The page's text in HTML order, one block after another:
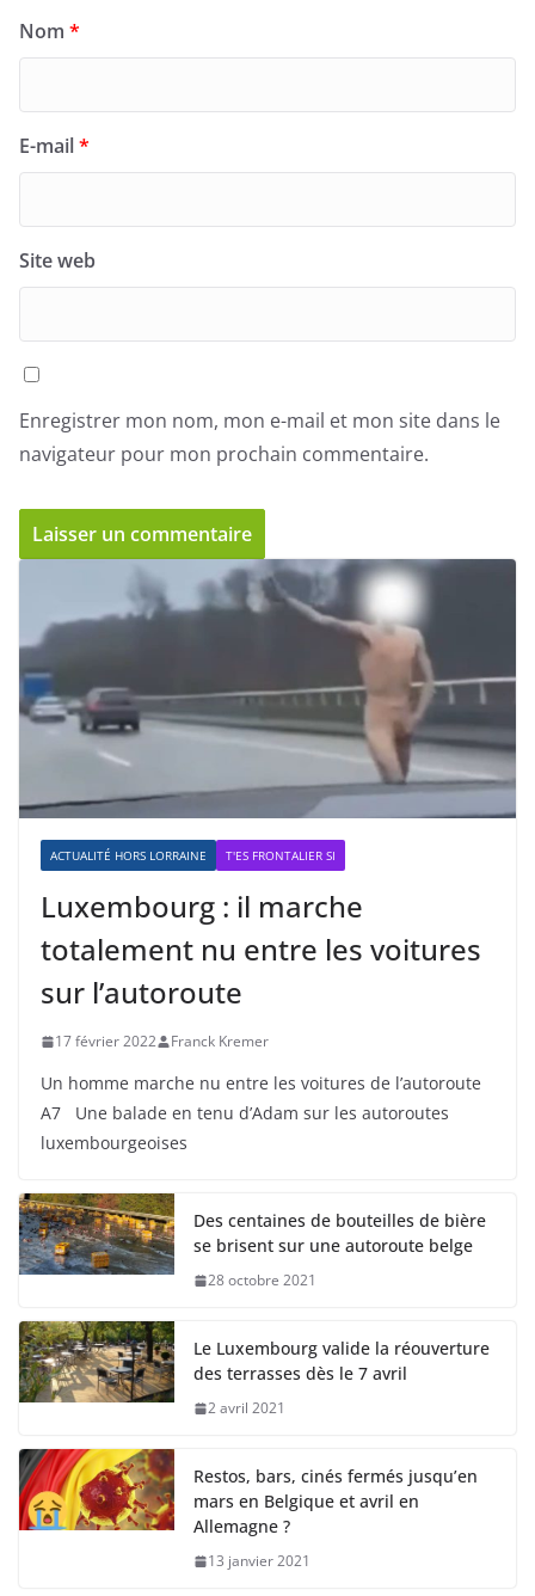
Nom *
E-mail*
Site web
Enregistrer mon nom, mon e-mail et mon site dans le
navigateur pour mon prochain commentaire.
ACTUALITÉ HORS LORRAINE T'ES FRONTALIER SI
Luxembourg : il marche
totalement nu entre les voitures
sur l’autoroute
17 février 2022 Franck Kremer
Un homme marche nu entre les voitures de l’autoroute
A7 Une balade en tenu d’Adam sur les autoroutes
luxembourgeoises
Des centaines de bouteilles de bière
se brisent sur une autoroute belge
28 octobre 2021
Le Luxembourg valide la réouverture
des terrasses dès le 7 avril
2 avril 2021
Restos, bars, cinés fermés jusqu’en
mars en Belgique et avril en
Allemagne ?
13 janvier 2021